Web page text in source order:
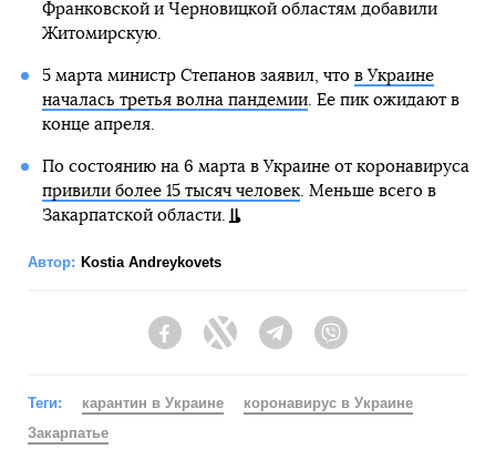
Франковской и Черновицкой областям добавили
Житомирскую.
5 марта министр Степанов заявил, что в Украине
началась третья волна пандемии. Ее пик ожидают в
конце апреля.
По состоянию на 6 марта в Украине от коронавируса
привили более 15 тысяч человек. Меньше всего в
Закарпатской области.
Автор: Kostia Andreykovets
FacebookTwitter Telegram
Теги: карантин в Украине
коронавирус в Украине
Закарпатье